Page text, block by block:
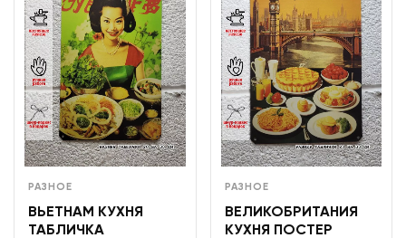
РАЗНОЕ
ВЬЕТНАМ КУХНЯ
ТАБЛИЧКА
РАЗНОЕ
ВЕЛИКОБРИТАНИЯ
КУХНЯ ПОСТЕР